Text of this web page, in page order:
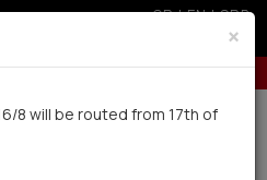
GR|EN|SRB
season) Up to 6
days via UPS
×
8 will be routed from 17th of